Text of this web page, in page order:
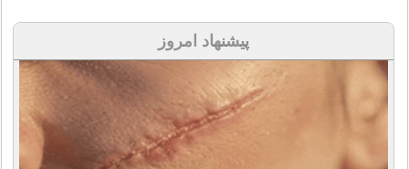
پیشنهاد امروز